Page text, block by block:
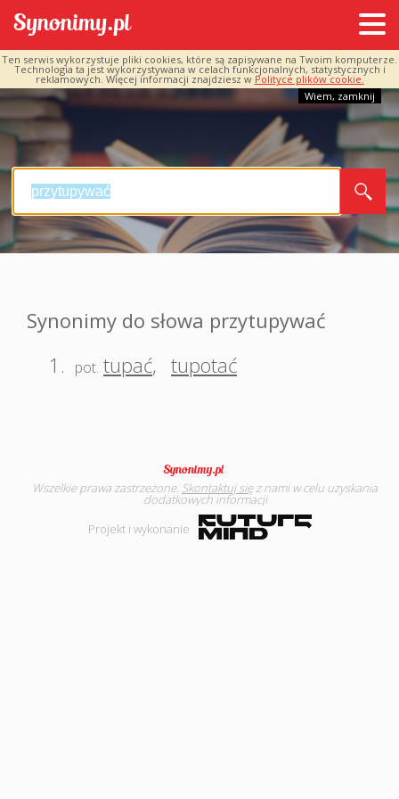
Ten serwis wykorzystuje pliki cookies, które są zapisywane na Twoim komputerze.
Technologia ta jest wykorzystywana w celach funkcjonalnych, statystycznych i
reklamowych. Więcej informacji znajdziesz w Polityce plików cookie.
Wiem, zamknij
Synonimy do słowa przytupywać
1.
pot. tupać, tupotać
Wszelkie prawa zastrzeżone. Skontaktuj sięz nami w celu uzyskania
dodatkowych informacji
Projekt i wykonanie